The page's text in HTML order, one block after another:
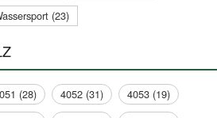
(23)
(28) 4052 (31)
4053 (19)